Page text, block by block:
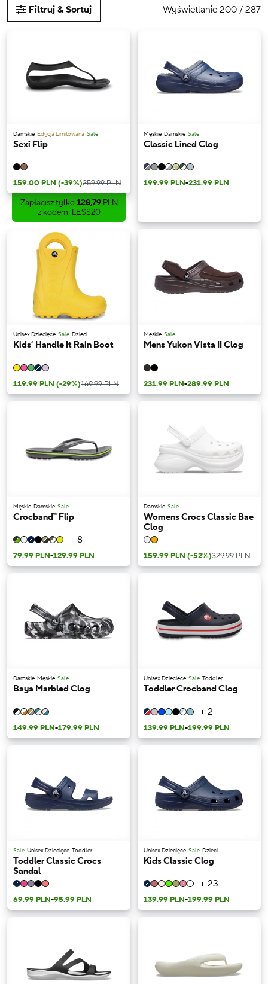
Filtruj & Sortuj Wyświetlanie 200 / 287
Damskie Edycja Limitowana Sale
Sexi Flip
159.00 PLN (-39%)259.99 PLN
Zapłacisz tylko128,79PLN
z kodem: LESS20
Męskie Damskie Sale
Classic Lined Clog
199.99 PLN-231.99 PLN
Unisex Dziecięce Sale Dzieci
Kids’ Handle It Rain Boot
119.99 PLN (-29%)169.99 PLN
Męskie Sale
Mens Yukon Vista II Clog
231.99 PLN-289.99 PLN
Męskie Damskie Sale
Crocband™ Flip
+ 8
79.99 PLN-129.99 PLN
Damskie Sale
Womens Crocs Classic Bae
Clog
159.99 PLN (-52%)329.99 PLN
Damskie Męskie Sale
Baya Marbled Clog
149.99 PLN-179.99 PLN
Unisex Dziecięce Sale Toddler
Toddler Crocband Clog
+ 2
139.99 PLN-199.99 PLN
Sale Unisex Dziecięce Toddler
Toddler Classic Crocs
Sandal
69.99 PLN-95.99 PLN
Unisex Dziecięce Sale Dzieci
Kids Classic Clog
+ 23
139.99 PLN-199.99 PLN